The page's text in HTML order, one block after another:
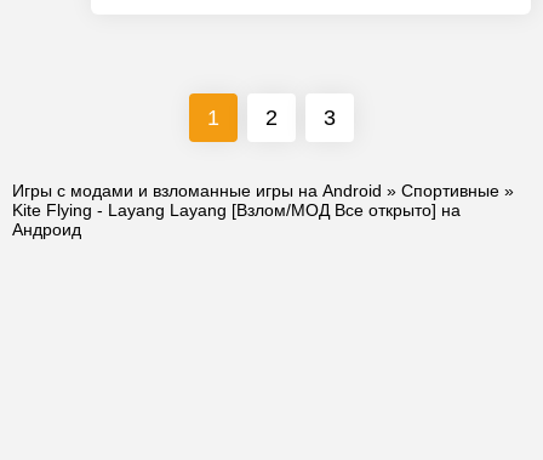
1 2 3
Игры с модами и взломанные игры на Android » Спортивные »
Kite Flying - Layang Layang [Взлом/МОД Все открыто] на
Андроид